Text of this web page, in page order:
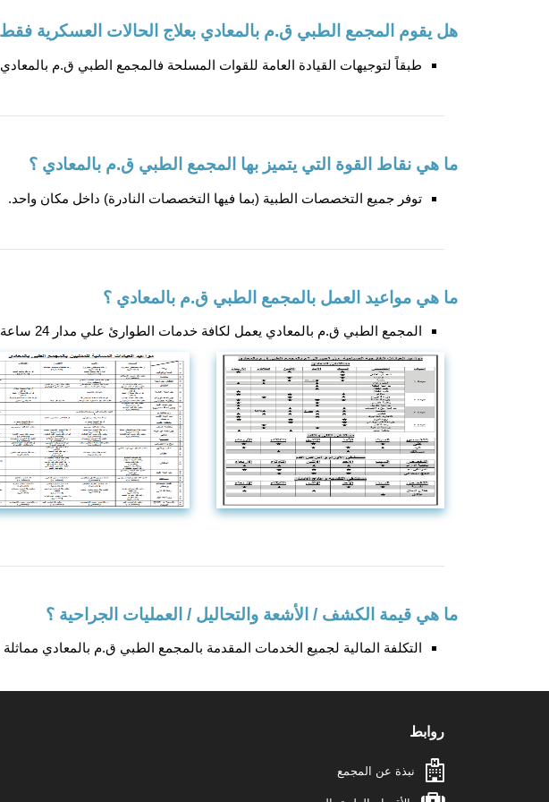
هل يقوم المجمع الطبي ق.م بالمعادي بعلاج الحالات العسكرية
طبقاً لتوجيهات القيادة العامة للقوات المسلحة فالمجمع الطبي ق.م
ما هي نقاط القوة التي يتميز بها المجمع الطبي ق.م بالمعادي ؟
توفر جميع التخصصات الطبية (بما فيها التخصصات النادرة) داخل مكان واحد.
ما هي مواعيد العمل بالمجمع الطبي ق.م بالمعادي ؟
المجمع الطبي ق.م بالمعادي يعمل لكافة خدمات الطوارئ علي مدار 24 ساعة وخلال العطلات الرسمية ومواعيد العيادات ومواعيد العمليات طبقاً للمرفقات الآتية :
ما هي قيمة الكشف / الأشعة والتحاليل / العمليات الجراحية ؟
التكلفة المالية لجميع الخدمات المقدمة بالمجمع الطبي ق.م بالمعادي
روابط
نبذة عن المجمع